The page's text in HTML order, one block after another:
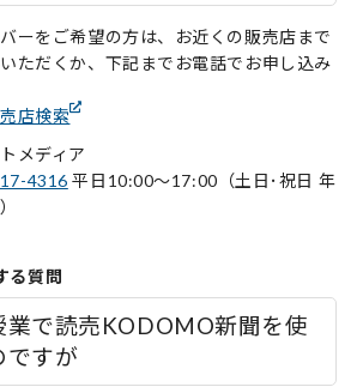
ーをご希望の方は、お近くの販売店まで
ただくか、下記までお電話でお申し込み
店検索
メディア
4316 平日10:00〜17:00（土日･祝日 年
る質問
業で読売KODOMO新聞を使
ですが